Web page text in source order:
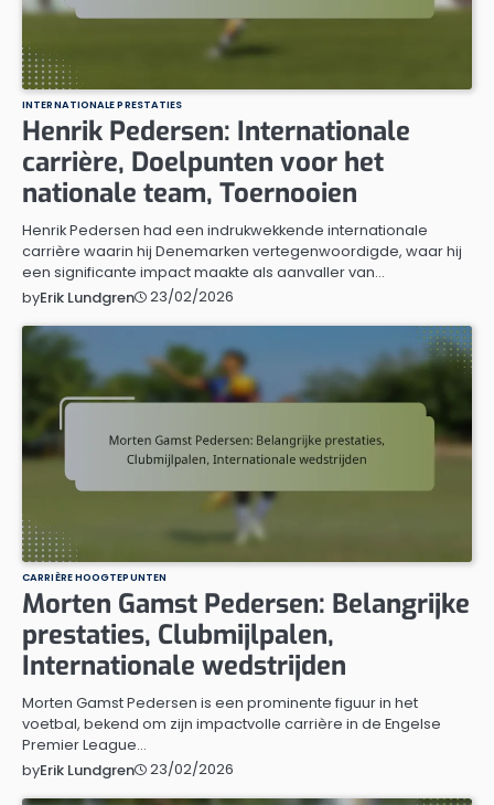
INTERNATIONALE PRESTATIES
Henrik Pedersen: Internationale
carrière, Doelpunten voor het
nationale team, Toernooien
Henrik Pedersen had een indrukwekkende internationale
carrière waarin hij Denemarken vertegenwoordigde, waar hij
een significante impact maakte als aanvaller van…
byErik Lundgren 23/02/2026
CARRIÈRE HOOGTEPUNTEN
Morten Gamst Pedersen: Belangrijke
prestaties, Clubmijlpalen,
Internationale wedstrijden
Morten Gamst Pedersen is een prominente figuur in het
voetbal, bekend om zijn impactvolle carrière in de Engelse
Premier League…
byErik Lundgren 23/02/2026